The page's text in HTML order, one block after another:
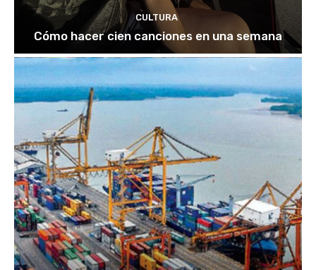
CULTURA
Cómo hacer cien canciones en una semana